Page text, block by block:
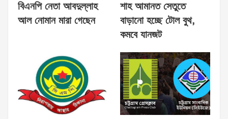
বিএনপি নেতা আবদুল্লাহ
আল নোমান মারা গেছেন
শাহ আমানত সেতুতে
বাড়ানো হচ্ছে টোল বুথ,
কমবে যানজট